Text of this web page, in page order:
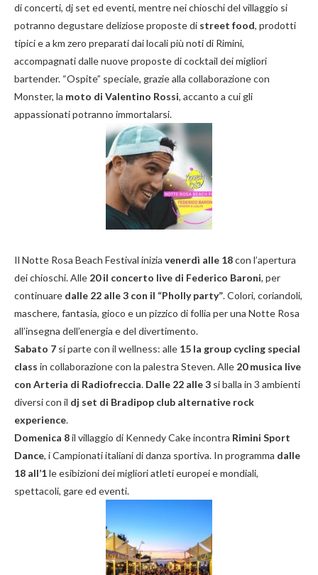
di concerti, dj set ed eventi, mentre nei chioschi del villaggio si
potranno degustare deliziose proposte di street food, prodotti
tipici e a km zero preparati dai locali più noti di Rimini,
accompagnati dalle nuove proposte di cocktail dei migliori
bartender. “Ospite” speciale, grazie alla collaborazione con
Monster, la moto di Valentino Rossi, accanto a cui gli
appassionati potranno immortalarsi.
Il Notte Rosa Beach Festival inizia venerdì alle 18con l’apertura
dei chioschi. Alle 20 il concerto live di Federico Baroni, per
continuare dalle 22 alle 3 con il “Pholly party”. Colori, coriandoli,
maschere, fantasia, gioco e un pizzico di follia per una Notte Rosa
all’insegna dell’energia e del divertimento.
Sabato 7 si parte con il wellness: alle 15 la group cycling special
class in collaborazione con la palestra Steven. Alle 20 musica live
con Arteria di Radiofreccia. Dalle 22 alle 3 si balla in 3 ambienti
diversi con il dj set di Bradipop club alternative rock
experience.
Domenica 8il villaggio di Kennedy Cake incontra Rimini Sport
Dance, i Campionati italiani di danza sportiva. In programma dalle
18 all’1le esibizioni dei migliori atleti europei e mondiali,
spettacoli, gare ed eventi.